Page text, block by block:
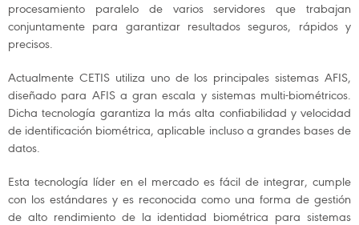
procesamiento paralelo de varios servidores que trabajan
conjuntamente para garantizar resultados seguros, rápidos y
precisos.
Actualmente CETIS utiliza uno de los principales sistemas AFIS,
diseñado para AFIS a gran escala y sistemas multi-biométricos.
Dicha tecnología garantiza la más alta confiabilidad y velocidad
de identificación biométrica, aplicable incluso a grandes bases de
datos.
Esta tecnología líder en el mercado es fácil de integrar, cumple
con los estándares y es reconocida como una forma de gestión
de alto rendimiento de la identidad biométrica para sistemas